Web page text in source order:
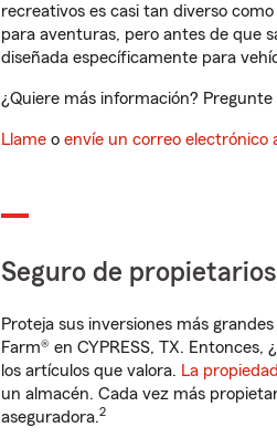
recreativos es casi tan diverso
para aventuras, pero antes de que
diseñada específicamente para
¿Quiere más información?
Llame o envíe un correo electrónico
Seguro de
Proteja sus inversiones más
Farm® en CYPRESS, TX. Entonces,
los artículos que valora. La
un almacén. Cada vez más
aseguradora.2